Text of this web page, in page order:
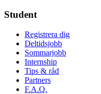
Student
Registrera dig
Deltidsjobb
Sommarjobb
Internship
Tips & råd
Partners
F.A.Q.